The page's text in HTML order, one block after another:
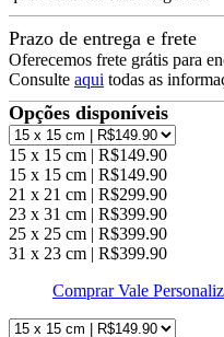
Prazo de entrega e frete
Oferecemos frete grátis para
Consulte aqui todas as
Opções disponíveis
15 x 15 cm | R$149.90
15 x 15 cm | R$149.90
21 x 21 cm | R$299.90
23 x 31 cm | R$399.90
25 x 25 cm | R$399.90
31 x 23 cm | R$399.90
Comprar Vale